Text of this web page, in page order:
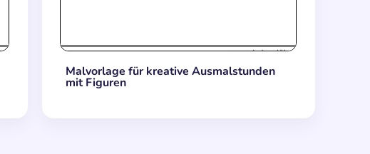
Malvorlage für kreative Ausmalstunden
mit Figuren